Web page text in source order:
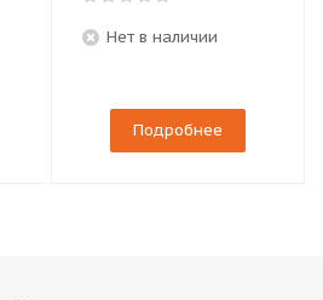
Нет в наличии
Подробнее